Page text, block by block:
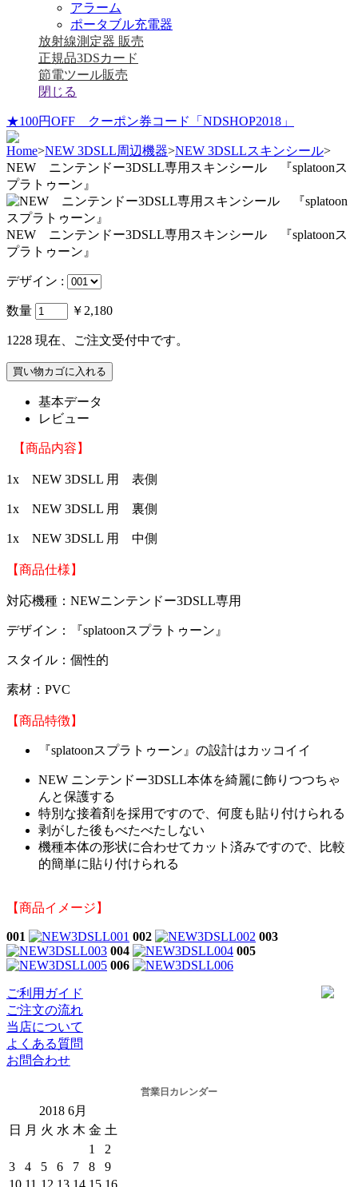
アラーム
ポータブル充電器
放射線測定器 販売
正規品3DSカード
節電ツール販売
閉じる
★100円OFF クーポン券コード「NDSHOP2018」
Home>NEW 3DSLL周辺機器>NEW 3DSLLスキンシール>
NEW ニンテンドー3DSLL専用スキンシール 『splatoonス
プラトゥーン』
NEW ニンテンドー3DSLL専用スキンシール 『splatoonス
プラトゥーン』
デザイン :
数量 ￥2,180
1228 現在、ご注文受付中です。
基本データ
レビュー
【商品内容】
1x NEW 3DSLL 用 表側
1x NEW 3DSLL 用 裏側
1x NEW 3DSLL 用 中側
【商品仕様】
対応機種：NEWニンテンドー3DSLL専用
デザイン：『splatoonスプラトゥーン』
スタイル：個性的
素材：PVC
【商品特徴】
『splatoonスプラトゥーン』の設計はカッコイイ
NEW ニンテンドー3DSLL本体を綺麗に飾りつつちゃ
んと保護する
特別な接着剤を採用ですので、何度も貼り付けられる
剥がした後もべたべたしない
機種本体の形状に合わせてカット済みですので、比較
的簡単に貼り付けられる
【商品イメージ】
001 002
003
004
005
006
ご利用ガイド
ご注文の流れ
当店について
よくある質問
お問合わせ
営業日カレンダー
2018 6月
日
月 火 水 木 金 土
1
2
3
4 5 6 7 8
9
10 11 12 13 14 15 16